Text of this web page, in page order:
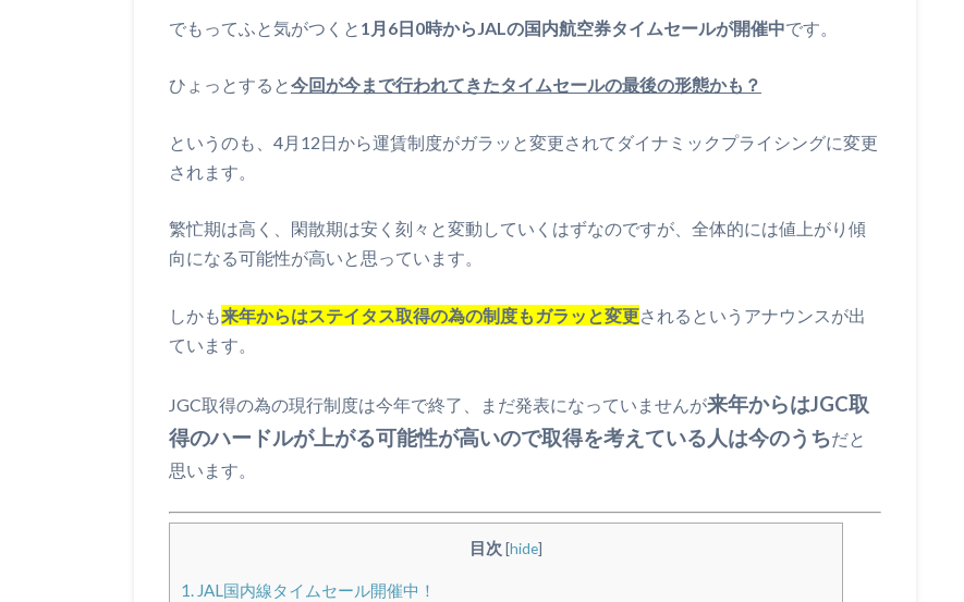
でもってふと気がつくと 1月6日0時からJALの国内航空券タイムセールが開催中です。
ひょっとすると今回が今まで行われてきたタイムセールの最後の形態かも？
というのも、4月12日から運賃制度がガラッと変更されてダイナミックプライシングに変更
されます。
繁忙期は高く、閑散期は安く刻々と変動していくはずなのですが、全体的には値上がり傾
向になる可能性が高いと思っています。
しかも来年からはステイタス取得の為の制度もガラッと変更されるというアナウンスが出
ています。
JGC取得の為の現行制度は今年で終了、まだ発表になっていませんが来年からはJGC取
得のハードルが上がる可能性が高いので取得を考えている人は今のうちだと
思います。
目次 [hide]
1. JAL国内線タイムセール開催中！